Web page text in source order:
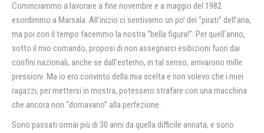
Cominciammo a lavorare a fine novembre e a maggio del 1982
esordimmo a Marsala. All’inizio ci sentivamo un po’ dei “pirati” dell’aria,
ma poi con il tempo facemmo la nostra “bella figura!”. Per quell’anno,
sotto il mio comando, proposi di non assegnarci esibizioni fuori dai
confini nazionali, anche se dall’esterno, in tal senso, arrivarono mille
pressioni. Ma io ero convinto della mia scelta e non volevo che i miei
ragazzi, per mettersi in mostra, potessero strafare con una macchina
che ancora non “domavano” alla perfezione.
Sono passati ormai più di 30 anni da quella difficile annata, e sono